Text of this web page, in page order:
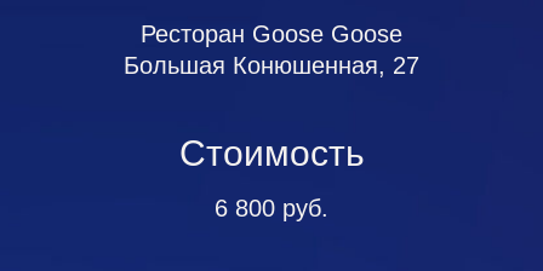
Ресторан Goose Goose
Большая Конюшенная, 27
6 800 руб.
Стоимость